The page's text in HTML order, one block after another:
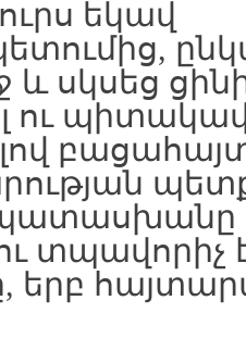
եկավ
և սկսեց
պետք
ու